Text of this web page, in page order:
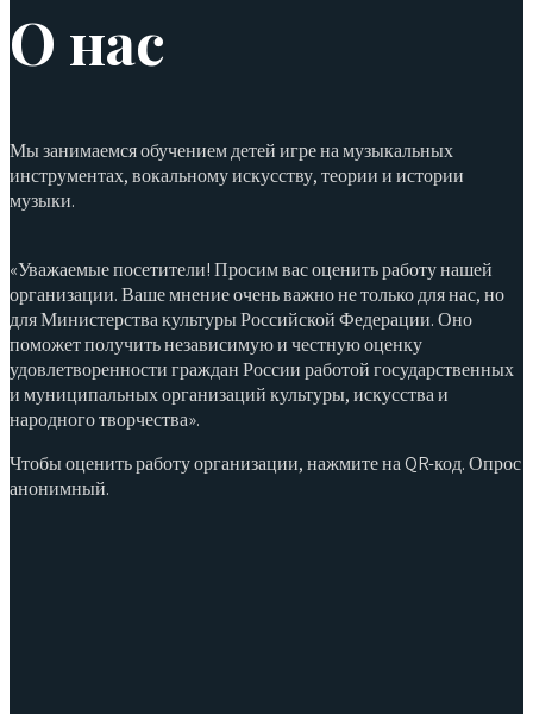
О нас
Мы занимаемся обучением детей игре на музыкальных
инструментах, вокальному искусству, теории и истории
музыки.
«Уважаемые посетители! Просим вас оценить работу нашей
организации. Ваше мнение очень важно не только для нас, но
для Министерства культуры Российской Федерации. Оно
поможет получить независимую и честную оценку
удовлетворенности граждан России работой государственных
и муниципальных организаций культуры, искусства и
народного творчества».
Чтобы оценить работу организации, нажмите на QR-код. Опрос
анонимный.